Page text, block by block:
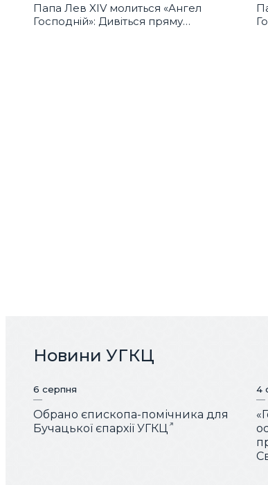
Папа Лев XIV молиться «Ангел
Господній»: Дивіться пряму
Новини УГКЦ
6 серпня
Обрано єпископа-помічника для
Бучацької єпархії УГКЦ
4